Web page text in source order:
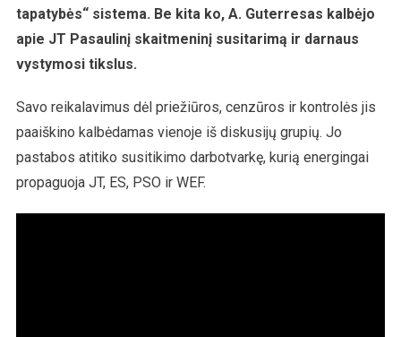
„Darnaus
Vystymosi
tapatybės“ sistema. Be kita ko, A. Guterresas kalbėjo
apie JT Pasaulinį skaitmeninį susitarimą ir darnaus
vystymosi tikslus.
Savo reikalavimus dėl priežiūros, cenzūros ir kontrolės jis
paaiškino kalbėdamas vienoje iš diskusijų grupių. Jo
pastabos atitiko susitikimo darbotvarkę, kurią energingai
propaguoja JT, ES, PSO ir WEF.